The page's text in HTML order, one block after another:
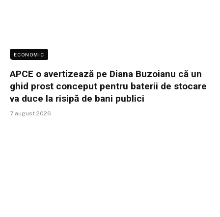
ECONOMIC
APCE o avertizează pe Diana Buzoianu că un
ghid prost conceput pentru baterii de stocare
va duce la risipă de bani publici
7 august 2026